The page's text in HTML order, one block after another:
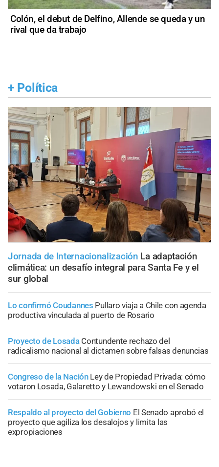
Colón, el debut de Delfino, Allende se queda y un
rival que da trabajo
+ Política
Jornada de Internacionalización La adaptación
climática: un desafío integral para Santa Fe y el
sur global
Lo confirmó Coudannes Pullaro viaja a Chile con agenda
productiva vinculada al puerto de Rosario
Proyecto de Losada Contundente rechazo del
radicalismo nacional al dictamen sobre falsas denuncias
Congreso de la Nación Ley de Propiedad Privada: cómo
votaron Losada, Galaretto y Lewandowski en el Senado
Respaldo al proyecto del Gobierno El Senado aprobó el
proyecto que agiliza los desalojos y limita las
expropiaciones